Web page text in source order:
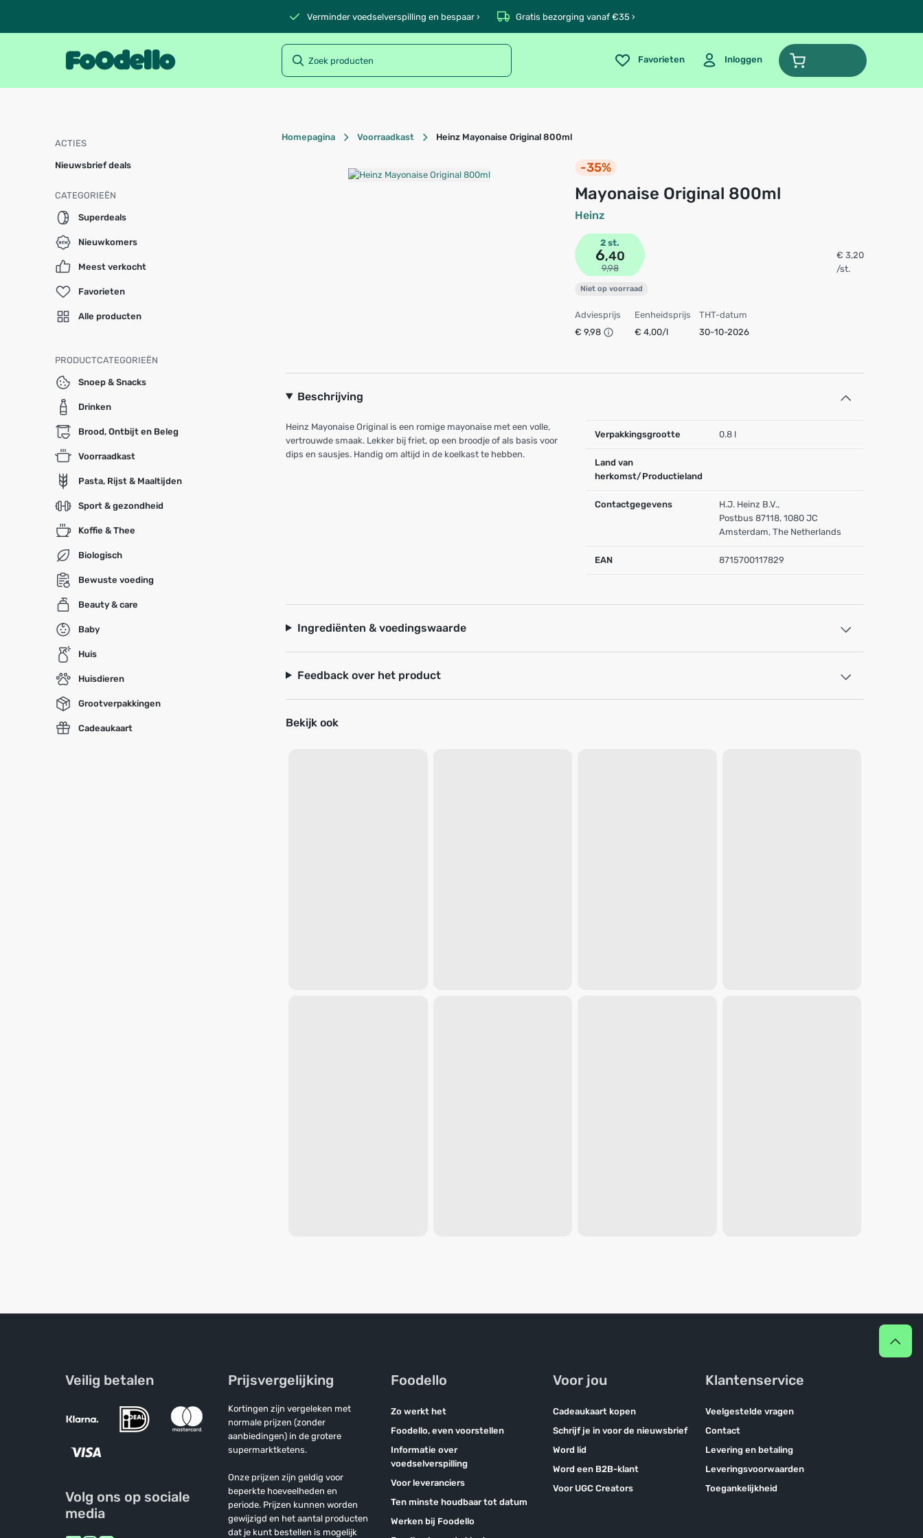
Verminder voedselverspilling en bespaar › Gratis bezorging vanaf €35 ›
Favorieten Inloggen
ACTIES
Nieuwsbrief deals
CATEGORIEËN
Superdeals
Nieuwkomers
Meest verkocht
Favorieten
Alle producten
PRODUCTCATEGORIEËN
Snoep & Snacks
Drinken
Brood, Ontbijt en Beleg
Voorraadkast
Pasta, Rijst & Maaltijden
Sport & gezondheid
Koffie & Thee
Biologisch
Bewuste voeding
Beauty & care
Baby
Huis
Huisdieren
Grootverpakkingen
Cadeaukaart
Homepagina Voorraadkast Heinz Mayonaise Original 800ml
-35%
Mayonaise Original 800ml
Heinz
2 st.
6,40
9,98
€ 3,20
/st.
Niet op voorraad
Adviesprijs
€ 9,98
Eenheidsprijs
€ 4,00/l
THT-datum
30-10-2026
Beschrijving
Heinz Mayonaise Original is een romige mayonaise met een volle,
vertrouwde smaak. Lekker bij friet, op een broodje of als basis voor
dips en sausjes. Handig om altijd in de koelkast te hebben.
Verpakkingsgrootte 0.8 l
Land van
herkomst/Productieland
Contactgegevens
H.J. Heinz B.V.,
Postbus 87118, 1080 JC
Amsterdam, The Netherlands
EAN 8715700117829
Ingrediënten & voedingswaarde
Feedback over het product
Bekijk ook
Veilig betalen
Volg ons op sociale
media
Prijsvergelijking
Kortingen zijn vergeleken met
normale prijzen (zonder
aanbiedingen) in de grotere
supermarktketens.
Onze prijzen zijn geldig voor
beperkte hoeveelheden en
periode. Prijzen kunnen worden
gewijzigd en het aantal producten
dat je kunt bestellen is mogelijk
Foodello
Zo werkt het
Foodello, even voorstellen
Informatie over
voedselverspilling
Voor leveranciers
Ten minste houdbaar tot datum
Werken bij Foodello
Voor jou
Cadeaukaart kopen
Schrijf je in voor de nieuwsbrief
Word lid
Word een B2B-klant
Voor UGC Creators
Klantenservice
Veelgestelde vragen
Contact
Levering en betaling
Leveringsvoorwaarden
Toegankelijkheid